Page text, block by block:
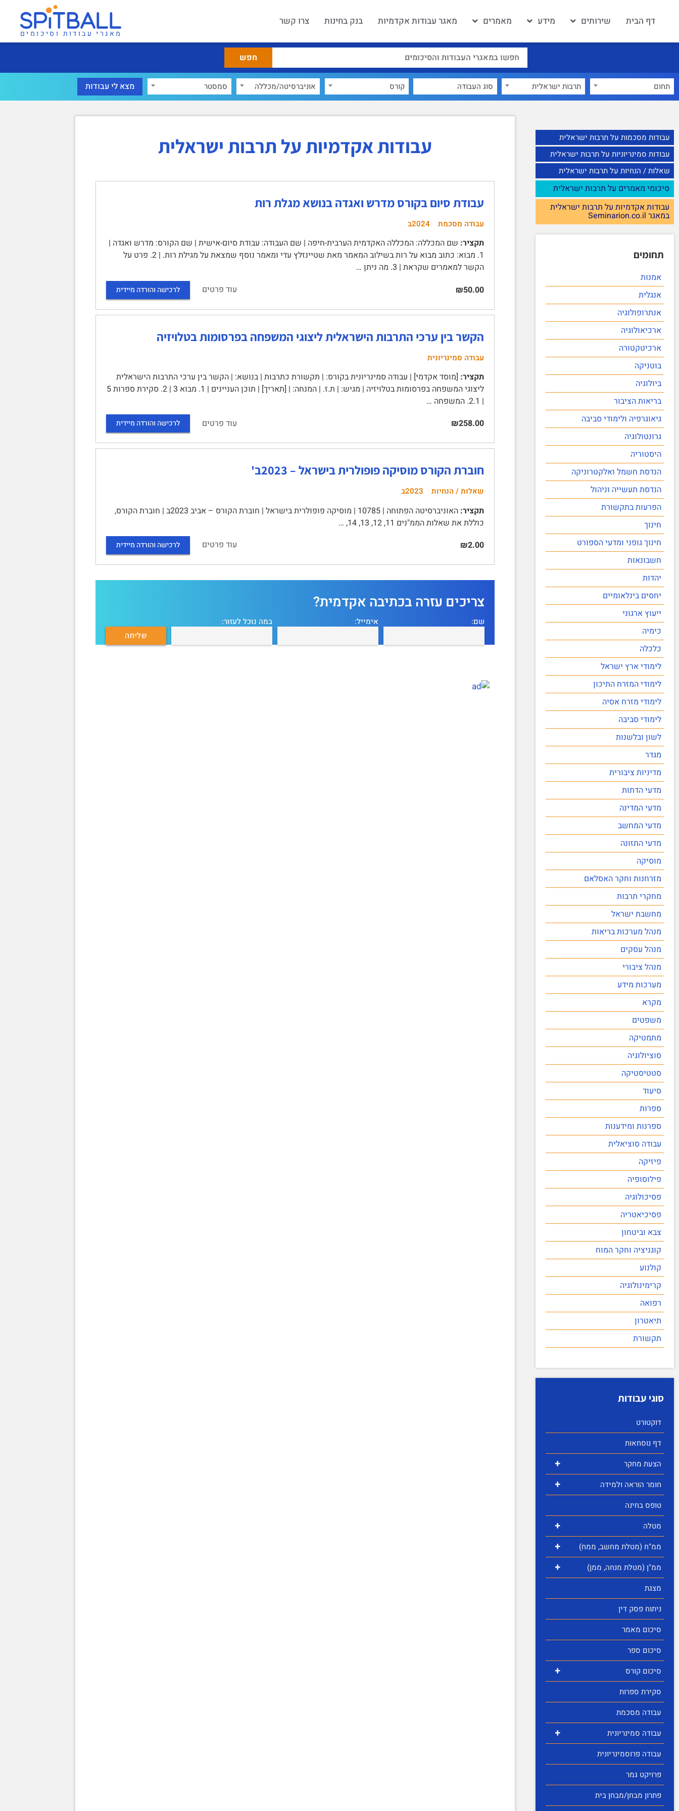
דף הבית שירותים מידע מאמרים מאגר עבודות אקדמיות בנק בחינות צרו קשר
מאגרי עבודות וסיכומים
תחום תרבות ישראלית קורס אוניברסיטה/מכללה סמסטר
עבודות מסכמות על תרבות ישראלית
עבודות סמינריוניות על תרבות ישראלית
שאלות / הנחיות על תרבות ישראלית
סיכומי מאמרים על תרבות ישראלית
עבודות אקדמיות על תרבות ישראלית
במאגר Seminarion.co.il
תחומים
אמנות
אנגלית
אנתרופולוגיה
ארכיאולוגיה
ארכיטקטורה
בוטניקה
ביולוגיה
בריאות הציבור
גיאוגרפיה ולימודי סביבה
גרונטולוגיה
היסטוריה
הנדסת חשמל ואלקטרוניקה
הנדסת תעשייה וניהול
הפרעות בתקשורת
חינוך
חינוך גופני ומדעי הספורט
חשבונאות
יהדות
יחסים בינלאומיים
ייעוץ ארגוני
כימיה
כלכלה
לימודי ארץ ישראל
לימודי המזרח התיכון
לימודי מזרח אסיה
לימודי סביבה
לשון ובלשנות
מגדר
מדיניות ציבורית
מדעי הדתות
מדעי המדינה
מדעי המחשב
מדעי התזונה
מוסיקה
מזרחנות וחקר האסלאם
מחקרי תרבות
מחשבת ישראל
מנהל מערכות בריאות
מנהל עסקים
מנהל ציבורי
מערכות מידע
מקרא
משפטים
מתמטיקה
סוציולוגיה
סטטיסטיקה
סיעוד
ספרות
ספרנות ומידענות
עבודה סוציאלית
פיזיקה
פילוסופיה
פסיכולוגיה
פסיכיאטריה
צבא וביטחון
קוגניציה וחקר המוח
קולנוע
קרימינולוגיה
רפואה
תיאטרון
תקשורת
סוגי עבודות
דוקטורט
דף נוסחאות
+ הצעת מחקר
+
חומר הוראה ולמידה
טופס בחינה
+ מטלה
+ ממ"ח (מטלת מחשב, ממח)
+
ממ"ן (מטלת מנחה, ממן)
מצגת
ניתוח פסק דין
סיכום מאמר
סיכום ספר
+
סיכום קורס
סקירת ספרות
עבודה מסכמת
+
עבודה סמינריונית
עבודה פרוסמינריונית
פרויקט גמר
פתרון מבחן/מבחן בית
עבודות אקדמיות על תרבות ישראלית
עבודת סיום בקורס מדרש ואגדה בנושא מגלת רות
עבודה מסכמת 2024ב
תקציר: שם המכללה: המכללה האקדמית הערבית-חיפה | שם העבודה: עבודת סיום-אישית | שם הקורס: מדרש ואגדה |
1. מבוא: כתוב מבוא על רות בשילוב המאמר מאת שטיינזלץ עדי ומאמר נוסף שמצאת על מגילת רות. | 2. פרט על
הקשר למאמרים שקראת | 3. מה ניתן …
₪50.00
עוד פרטים לרכישה והורדה מיידית
הקשר בין ערכי התרבות הישראלית ליצוגי המשפחה בפרסומות בטלויזיה
עבודה סמינריונית
תקציר: [מוסד אקדמי] | עבודה סמינריונית בקורס: | תקשורת כתרבות | בנושא: | הקשר בין ערכי התרבות הישראלית
ליצוגי המשפחה בפרסומות בטלויזיה | מגיש: | ת.ז. | המנחה: | [תאריך] | תוכן העניינים | 1. מבוא 3 | 2. סקירת ספרות 5
| 2.1. המשפחה …
₪258.00
עוד פרטים לרכישה והורדה מיידית
חוברת הקורס מוסיקה פופולרית בישראל – 2023ב'
שאלות / הנחיות 2023ב
תקציר:
האוניברסיטה הפתוחה | 10785 | מוסיקה פופולרית בישראל | חוברת הקורס – אביב 2023ב | חוברת הקורס,
כוללת את שאלות הממ"נים 11, 12, 13, 14, …
₪2.00
עוד פרטים לרכישה והורדה מיידית
צריכים עזרה בכתיבה אקדמית?
שם: אימייל: במה נוכל לעזור: